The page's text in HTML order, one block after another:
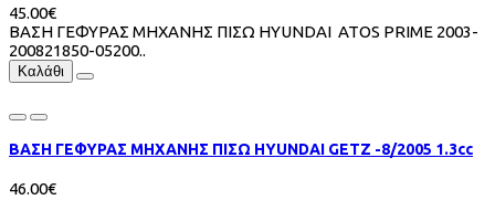
45.00€
ΒΑΣΗ ΓΕΦΥΡΑΣ ΜΗΧΑΝΗΣ ΠΙΣΩ HYUNDAI ATOS PRIME 2003-
200821850-05200..
Καλάθι
ΒΑΣΗ ΓΕΦΥΡΑΣ ΜΗΧΑΝΗΣ ΠΙΣΩ HYUNDAI GETZ -8/2005 1.3cc
46.00€